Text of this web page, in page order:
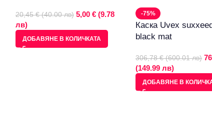
20,45 € (40.00 лв) 5,00 € (9.78
лв)
ДОБАВЯНЕ В КОЛИЧКАТА
-75%
Каска Uvex
black mat
306,78 € (600.01 лв)
(149.99 лв)
ДОБАВЯНЕ В